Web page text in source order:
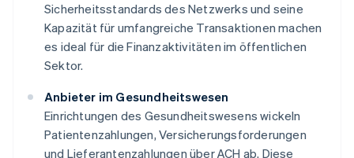
Sicherheitsstandards des Netzwerks und seine
Kapazität für umfangreiche Transaktionen machen
es ideal für die Finanzaktivitäten im öffentlichen
Sektor.
Anbieter im Gesundheitswesen
Einrichtungen des Gesundheitswesens wickeln
Patientenzahlungen, Versicherungsforderungen
und Lieferantenzahlungen über ACH ab. Diese